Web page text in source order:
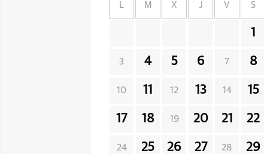
L M X J V S
1
3 4 5 6 7 8
10 11 12 13 14 15
17 18 19 20 21 22
24 25 26 27 28 29